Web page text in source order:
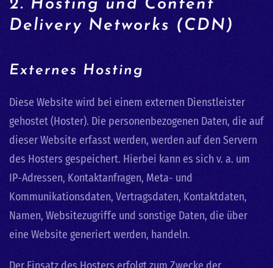
2. Hosting und Content
Delivery Networks (CDN)
Externes Hosting
Diese Website wird bei einem externen Dienstleister
gehostet (Hoster). Die personenbezogenen Daten, die auf
dieser Website erfasst werden, werden auf den Servern
des Hosters gespeichert. Hierbei kann es sich v. a. um
IP-Adressen, Kontaktanfragen, Meta- und
Kommunikationsdaten, Vertragsdaten, Kontaktdaten,
Namen, Websitezugriffe und sonstige Daten, die über
eine Website generiert werden, handeln.